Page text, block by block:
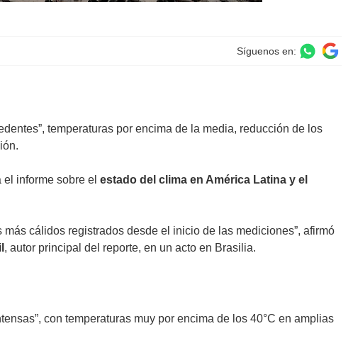
Síguenos en:
temperaturas por encima de la media, reducción de los
informe sobre el estado del clima en América Latina y el
cálidos registrados desde el inicio de las mediciones”, afirmó
, autor principal del reporte, en un acto en Brasilia.
con temperaturas muy por encima de los 40°C en amplias